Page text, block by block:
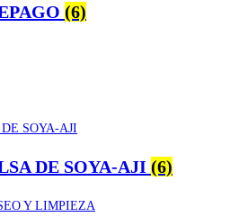
(6)
DE SOYA-AJI (6)